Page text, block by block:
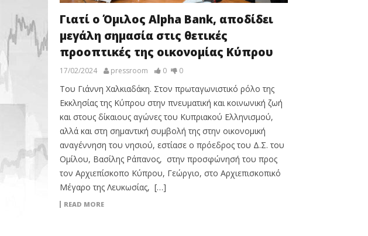
Γιατί ο Όμιλος Alpha Bank, αποδίδει
μεγάλη σημασία στις θετικές
προοπτικές της οικονομίας Κύπρου
17/02/2024 pressroom 0 0
Του Γιάννη Χαλκιαδάκη. Στον πρωταγωνιστικό ρόλο της
Εκκλησίας της Κύπρου στην πνευματική και κοινωνική ζωή
και στους δίκαιους αγώνες του Κυπριακού Ελληνισμού,
αλλά και στη σημαντική συμβολή της στην οικονομική
αναγέννηση του νησιού, εστίασε ο πρόεδρος του Δ.Σ. του
Ομίλου, Βασίλης Ράπανος, στην προσφώνησή του προς
τον Αρχιεπίσκοπο Κύπρου, Γεώργιο, στο Αρχιεπισκοπικό
Μέγαρο της Λευκωσίας, […]
READ MORE